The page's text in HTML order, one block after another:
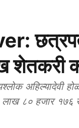
शेतकरी
अहिल्यादेवी
लाख ८० हजार १७६